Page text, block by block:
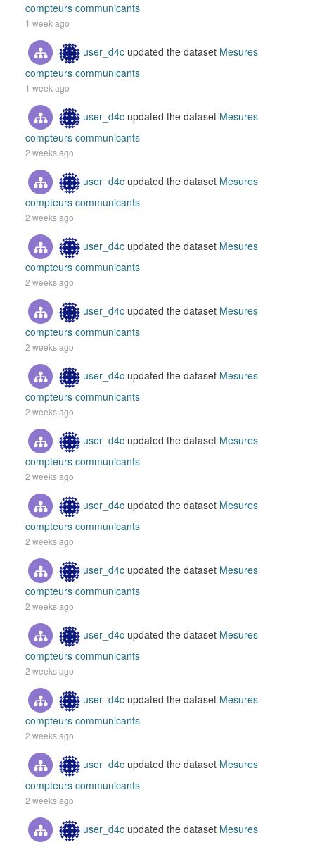
compteurs communicants
1 week ago
user_d4c updated the dataset Mesures
compteurs communicants
1 week ago
user_d4c updated the dataset Mesures
compteurs communicants
2 weeks ago
user_d4c updated the dataset Mesures
compteurs communicants
2 weeks ago
user_d4c updated the dataset Mesures
compteurs communicants
2 weeks ago
user_d4c updated the dataset Mesures
compteurs communicants
2 weeks ago
user_d4c updated the dataset Mesures
compteurs communicants
2 weeks ago
user_d4c updated the dataset Mesures
compteurs communicants
2 weeks ago
user_d4c updated the dataset Mesures
compteurs communicants
2 weeks ago
user_d4c updated the dataset Mesures
compteurs communicants
2 weeks ago
user_d4c updated the dataset Mesures
compteurs communicants
2 weeks ago
user_d4c updated the dataset Mesures
compteurs communicants
2 weeks ago
user_d4c updated the dataset Mesures
compteurs communicants
2 weeks ago
user_d4c updated the dataset Mesures